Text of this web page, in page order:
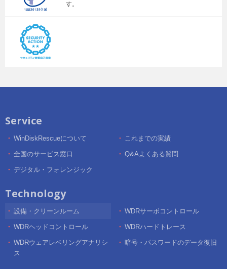
す。
Service
WinDiskRescueについて これまでの実績
全国のサービス窓口 Q&Aよくある質問
デジタル・フォレンジック
Technology
設備・クリーンルーム WDRサーボコントロール
WDRヘッドコントロール WDRハードトレース
WDRウェアレベリングアナリシ
ス
暗号・パスワードのデータ復旧